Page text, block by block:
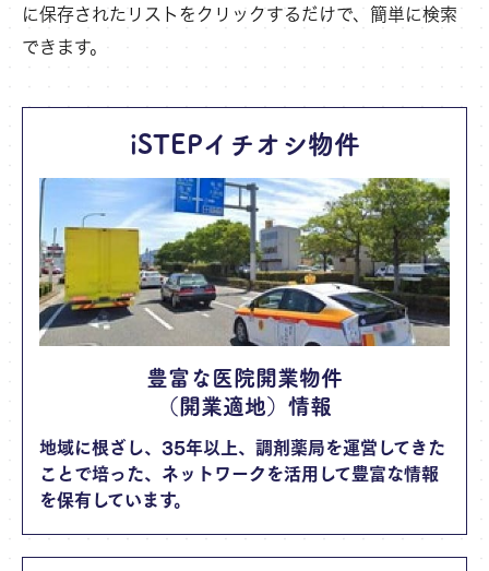
に保存されたリストをクリックするだけで、簡単に検索
できます。
iSTEPイチオシ物件
豊富な医院開業物件
（開業適地）情報
地域に根ざし、35年以上、調剤薬局を運営してきた
ことで培った、ネットワークを活用して豊富な情報
を保有しています。